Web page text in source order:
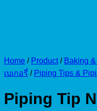
Home / Product / Baking
เบเกอรี่ / Piping Tips &
Piping Tip